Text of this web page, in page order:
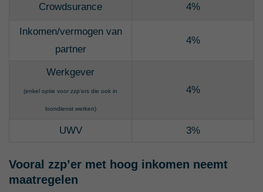
Crowdsurance 4%
Inkomen/vermogen van
partner
4%
Werkgever
(enkel optie voor zzp'ers die ook in
loondienst werken)
4%
UWV 3%
Vooral zzp’er met hoog inkomen neemt
maatregelen